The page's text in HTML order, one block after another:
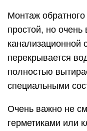
Монтаж
простой, но очень
канализационной
перекрывается
полностью
специальными
Очень важно не
герметиками или